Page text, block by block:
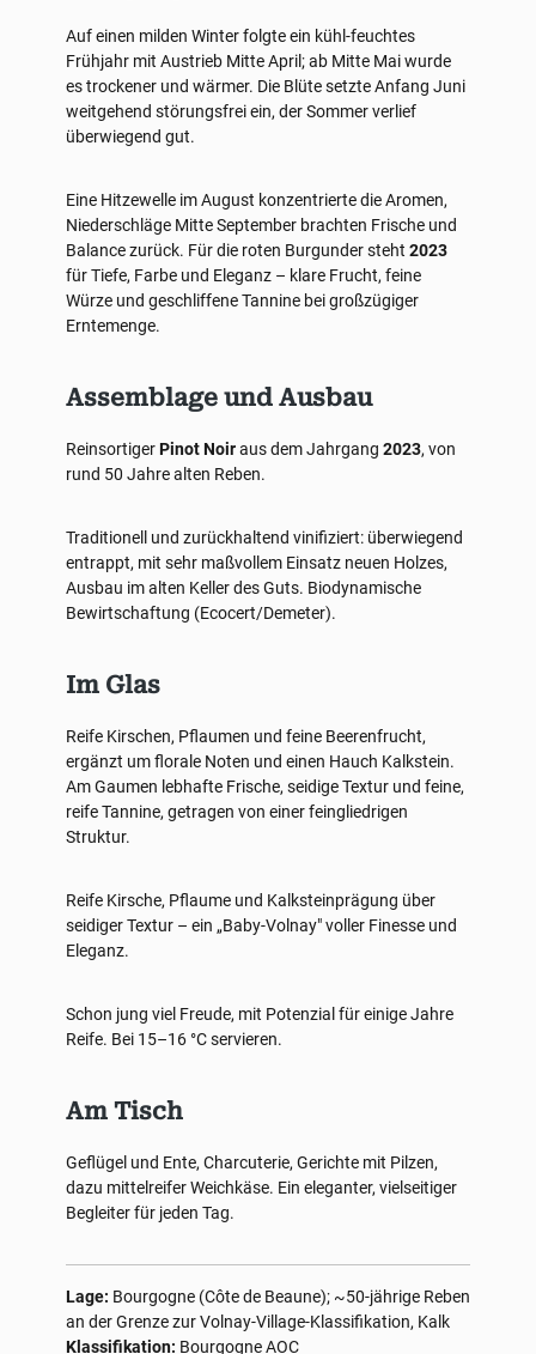
Auf einen milden Winter folgte ein kühl-feuchtes
Frühjahr mit Austrieb Mitte April; ab Mitte Mai wurde
es trockener und wärmer. Die Blüte setzte Anfang Juni
weitgehend störungsfrei ein, der Sommer verlief
überwiegend gut.
Eine Hitzewelle im August konzentrierte die Aromen,
Niederschläge Mitte September brachten Frische und
Balance zurück. Für die roten Burgunder steht 2023
für Tiefe, Farbe und Eleganz – klare Frucht, feine
Würze und geschliffene Tannine bei großzügiger
Erntemenge.
Assemblage und Ausbau
ReinsortigerPinot Noiraus dem Jahrgang 2023, von
rund 50 Jahre alten Reben.
Traditionell und zurückhaltend vinifiziert: überwiegend
entrappt, mit sehr maßvollem Einsatz neuen Holzes,
Ausbau im alten Keller des Guts. Biodynamische
Bewirtschaftung (Ecocert/Demeter).
Im Glas
Reife Kirschen, Pflaumen und feine Beerenfrucht,
ergänzt um florale Noten und einen Hauch Kalkstein.
Am Gaumen lebhafte Frische, seidige Textur und feine,
reife Tannine, getragen von einer feingliedrigen
Struktur.
Reife Kirsche, Pflaume und Kalksteinprägung über
seidiger Textur – ein „Baby-Volnay" voller Finesse und
Eleganz.
Schon jung viel Freude, mit Potenzial für einige Jahre
Reife. Bei 15–16 °C servieren.
Am Tisch
Geflügel und Ente, Charcuterie, Gerichte mit Pilzen,
dazu mittelreifer Weichkäse. Ein eleganter, vielseitiger
Begleiter für jeden Tag.
Lage: Bourgogne (Côte de Beaune); ~50-jährige Reben
an der Grenze zur Volnay-Village-Klassifikation, Kalk
Klassifikation: Bourgogne AOC